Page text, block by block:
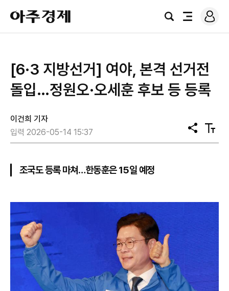
아
주
경
검
전
로
그
[6·3 지방선거] 여야, 본격 선거전
돌입…정원오·오세훈 후보 등 등록
이건희 기자
입력 2026-05-14 15:37
공
유
텍
스
조국도 등록 마쳐…한동훈은 15일 예정